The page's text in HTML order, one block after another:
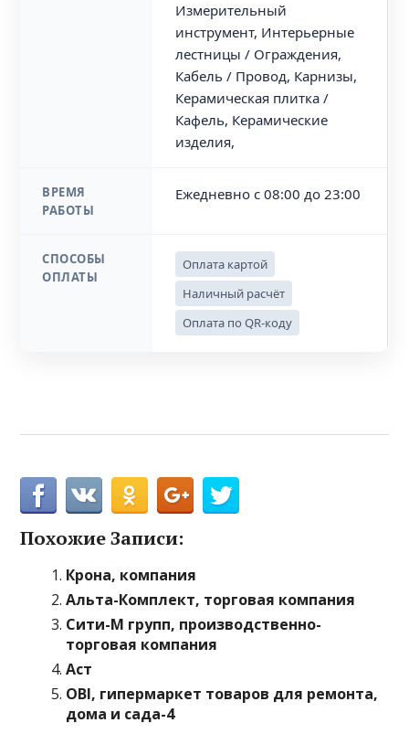
Измерительный
инструмент, Интерьерные
лестницы / Ограждения,
Кабель / Провод, Карнизы,
Керамическая плитка /
Кафель, Керамические
изделия,
ВРЕМЯ
РАБОТЫ
Ежедневно с 08:00 до 23:00
СПОСОБЫ
ОПЛАТЫ
Оплата картой
Наличный расчёт
Оплата по QR-коду
Похожие Записи:
Крона, компания
Альта-Комплект, торговая компания
Сити-М групп, производственно-
торговая компания
Аст
OBI, гипермаркет товаров для ремонта,
дома и сада-4